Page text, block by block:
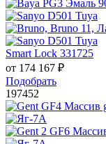
Smart Lock 331725
от 174 167 ₽
Подобрать
197452